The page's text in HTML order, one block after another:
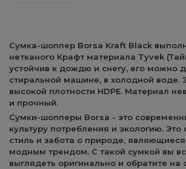
Сумка-шоппер Borsa Kraft Black
нетканого Крафт материала Tyvek
устойчив к дождю и снегу, его можно
стиральной машине, в холодной воде.
высокой плотности HDPE. Материал
и прочный.
Сумки-шопперы Borsa - это
культуру потребления и экологию.
стиль и забота о природе,
модным трендом. С такой сумкой вы
выглядеть оригинально и обратите на